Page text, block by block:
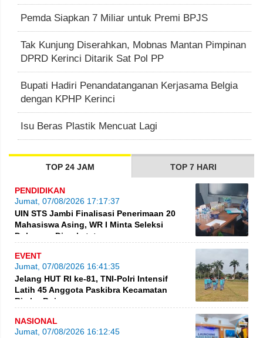
Pemda Siapkan 7 Miliar untuk Premi BPJS
Tak Kunjung Diserahkan, Mobnas Mantan Pimpinan
DPRD Kerinci Ditarik Sat Pol PP
Bupati Hadiri Penandatanganan Kerjasama Belgia
dengan KPHP Kerinci
Isu Beras Plastik Mencuat Lagi
TOP 24 JAM TOP 7 HARI
PENDIDIKAN
Jumat, 07/08/2026 17:17:37
UIN STS Jambi Finalisasi Penerimaan 20
Mahasiswa Asing, WR I Minta Seleksi
Dokumen Diperketat
EVENT
Jumat, 07/08/2026 16:41:35
Jelang HUT RI ke-81, TNI-Polri Intensif
Latih 45 Anggota Paskibra Kecamatan
Rimbo Bujang
NASIONAL
Jumat, 07/08/2026 16:12:45